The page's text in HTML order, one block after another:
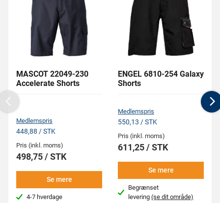
MASCOT 22049-230
Accelerate Shorts
Medlemspris
448,88 / STK
Pris (inkl. moms)
498,75 / STK
Se mere
4-7 hverdage
ENGEL 6810-254 Galaxy
Shorts
Medlemspris
550,13 / STK
Pris (inkl. moms)
611,25 / STK
Se mere
Begrænset
levering(se dit område)
Previous